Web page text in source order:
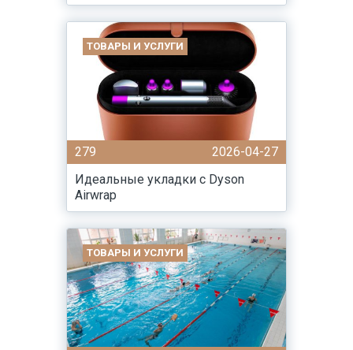
ТОВАРЫ И УСЛУГИ
279
2026-04-27
Идеальные укладки с Dyson
Airwrap
ТОВАРЫ И УСЛУГИ